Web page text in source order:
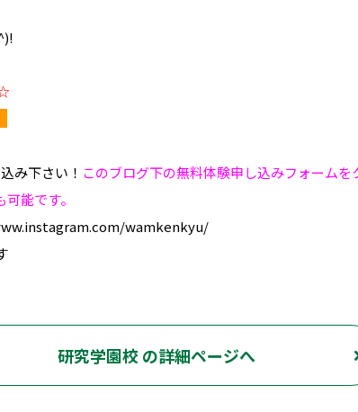
み下さい！ このブログ下の無料体験申し込みフォームを
能です。
wamkenkyu/
研究学園校 の詳細ページへ